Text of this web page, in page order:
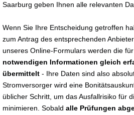
Saarburg geben Ihnen alle relevanten
Wenn Sie Ihre Entscheidung getroffen
zum Antrag des entsprechenden
unseres Online-Formulars werden die
notwendigen Informationen gleich
übermittelt - Ihre Daten sind also
Stromversorger wird eine
üblicher Schritt, um das Ausfallrisiko für
minimieren. Sobald alle Prüfungen